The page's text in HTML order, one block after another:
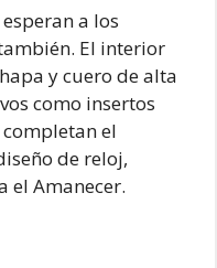
a los
El interior
y cuero de alta
como insertos
el
de reloj,
el Amanecer.